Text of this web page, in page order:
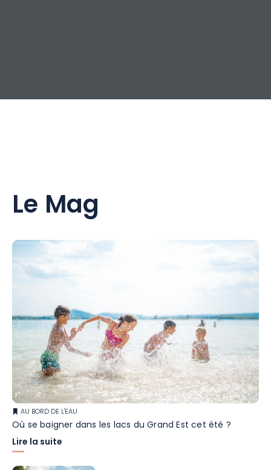
Le Mag
AU BORD DE L'EAU
Où se baigner dans les lacs du Grand Est cet été ?
Lire la suite